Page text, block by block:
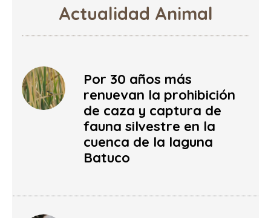
Actualidad Animal
Por 30 años más
renuevan la prohibición
de caza y captura de
fauna silvestre en la
cuenca de la laguna
Batuco